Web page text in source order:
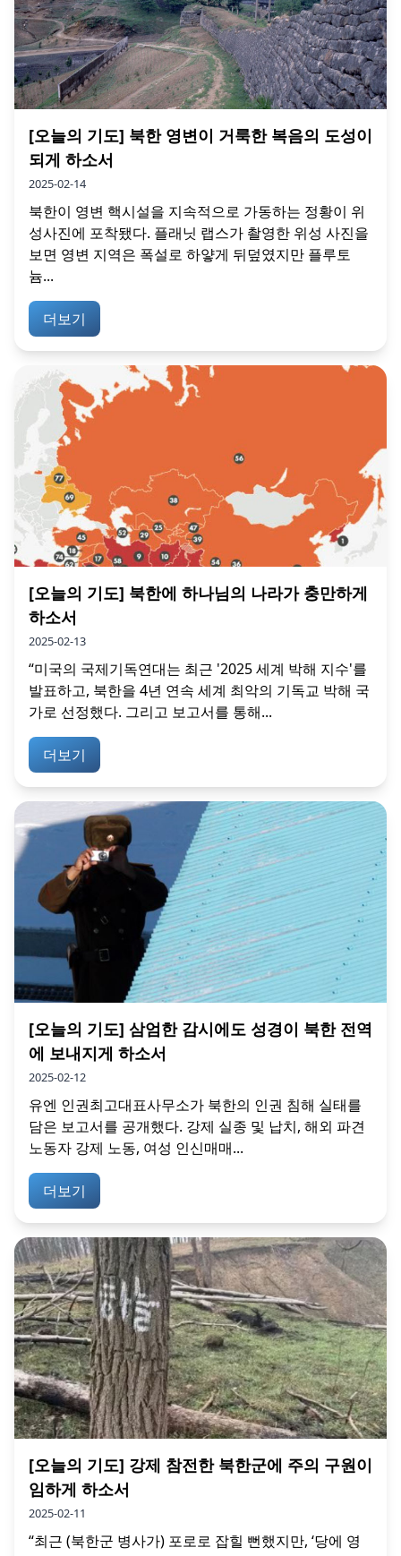
[오늘의 기도] 북한 영변이 거룩한 복음의 도성이
되게 하소서
2025-02-14
북한이 영변 핵시설을 지속적으로 가동하는 정황이 위
성사진에 포착됐다. 플래닛 랩스가 촬영한 위성 사진을
보면 영변 지역은 폭설로 하얗게 뒤덮였지만 플루토
늄...
더보기
[오늘의 기도] 북한에 하나님의 나라가 충만하게
하소서
2025-02-13
“미국의 국제기독연대는 최근 '2025 세계 박해 지수'를
발표하고, 북한을 4년 연속 세계 최악의 기독교 박해 국
가로 선정했다. 그리고 보고서를 통해...
더보기
[오늘의 기도] 삼엄한 감시에도 성경이 북한 전역
에 보내지게 하소서
2025-02-12
유엔 인권최고대표사무소가 북한의 인권 침해 실태를
담은 보고서를 공개했다. 강제 실종 및 납치, 해외 파견
노동자 강제 노동, 여성 인신매매...
더보기
[오늘의 기도] 강제 참전한 북한군에 주의 구원이
임하게 하소서
2025-02-11
“최근 (북한군 병사가) 포로로 잡힐 뻔했지만, ‘당에 영